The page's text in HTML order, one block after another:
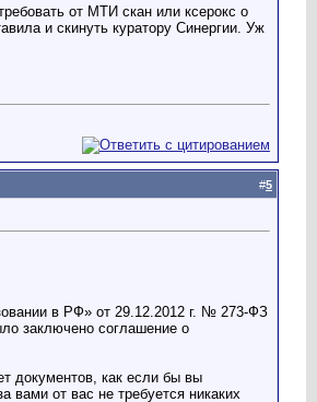
от МТИ скан или ксерокс о
и скинуть куратору Синергии. Уж
#5
в РФ» от 29.12.2012 г. № 273-ФЗ
заключено соглашение о
документов, как если бы вы
вами от вас не требуется никаких